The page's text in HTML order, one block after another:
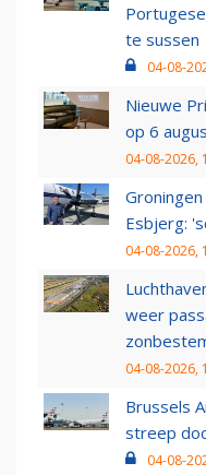
te sussen
04-08-
Nieuwe
op 6
04-08-2026,
Esbjerg:
04-08-2026,
weer
04-08-2026,
Brussels
streep
04-08-